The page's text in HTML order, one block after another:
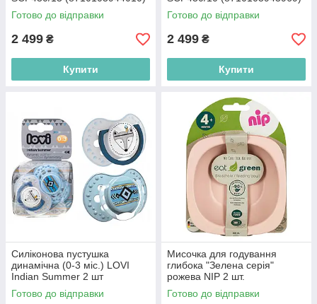
Готово до відправки
2 499 ₴
Купити
Готово до відправки
2 499 ₴
Купити
Силіконова пустушка
динамічна (0-3 міс.) LOVI
Indian Summer 2 шт
(5903407228556)
Готово до відправки
Мисочка для годування
глибока "Зелена серія"
рожева NIP 2 шт.
(4000821370654)
Готово до відправки